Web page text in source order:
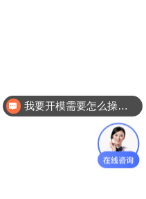
我要开模需要怎么操作？